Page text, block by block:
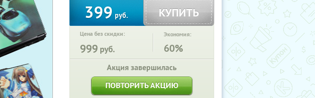
399 руб. КУПИТЬ
Цена без скидки:
999 руб.
Экономия:
60%
Акция завершилась
ПОВТОРИТЬ АКЦИЮ